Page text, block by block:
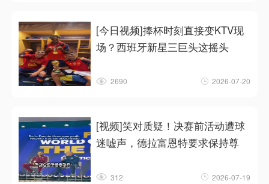
[今日视频]捧杯时刻直接变KTV现
场？西班牙新星三巨头这摇头
2690 2026-07-20
[视频]笑对质疑！决赛前活动遭球
迷嘘声，德拉富恩特要求保持尊
312 2026-07-19